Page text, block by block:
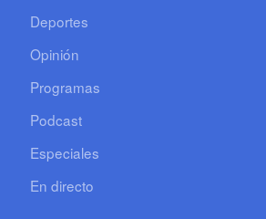
Deportes
Opinión
Programas
Podcast
Especiales
En directo